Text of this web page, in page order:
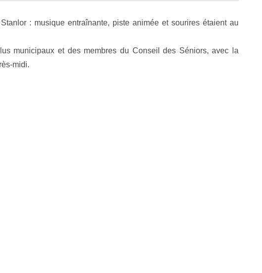
: musique entraînante, piste animée et sourires étaient au
municipaux et des membres du Conseil des Séniors, avec la
midi.